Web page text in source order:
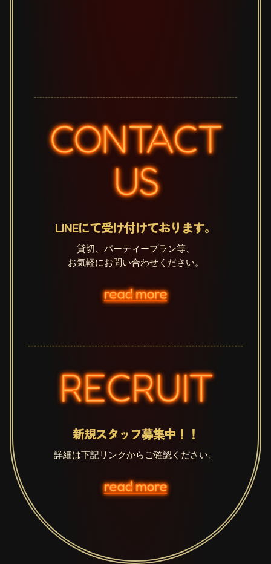
CONTACT
US
LINEにて受け付けております。
貸切、パーティープラン等、
お気軽にお問い合わせください。
read more
RECRUIT
新規スタッフ募集中！！
詳細は下記リンクからご確認ください。
read more